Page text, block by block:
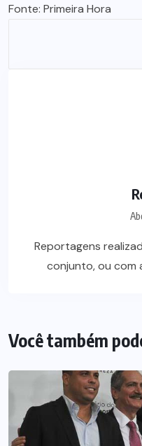
Fonte: Primeira Hora
Reportagens
conjunto, ou com
Você também